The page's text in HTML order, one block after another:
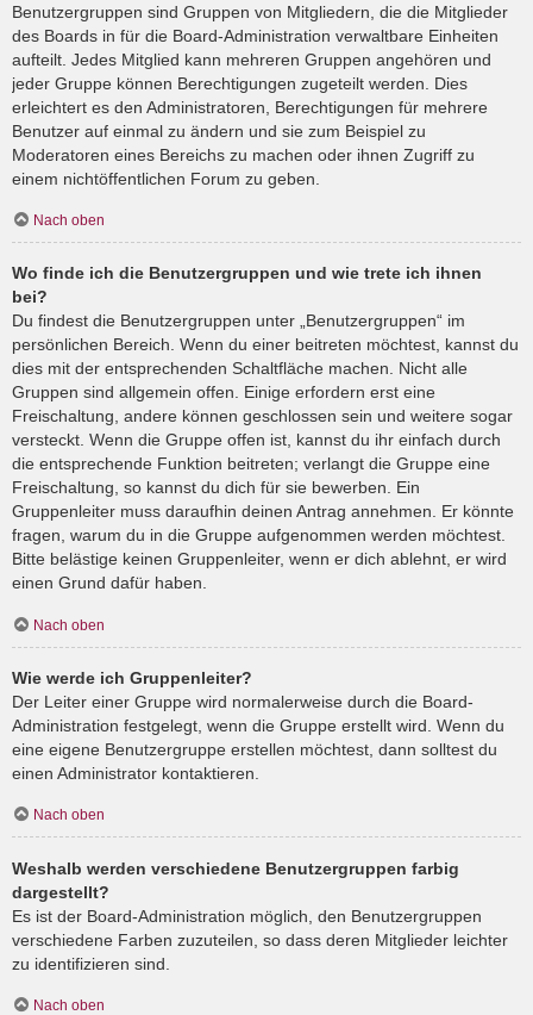
Benutzergruppen sind Gruppen von Mitgliedern, die die Mitglieder
des Boards in für die Board-Administration verwaltbare Einheiten
aufteilt. Jedes Mitglied kann mehreren Gruppen angehören und
jeder Gruppe können Berechtigungen zugeteilt werden. Dies
erleichtert es den Administratoren, Berechtigungen für mehrere
Benutzer auf einmal zu ändern und sie zum Beispiel zu
Moderatoren eines Bereichs zu machen oder ihnen Zugriff zu
einem nichtöffentlichen Forum zu geben.
Nach oben
Wo finde ich die Benutzergruppen und wie trete ich ihnen
bei?
Du findest die Benutzergruppen unter „Benutzergruppen“ im
persönlichen Bereich. Wenn du einer beitreten möchtest, kannst du
dies mit der entsprechenden Schaltfläche machen. Nicht alle
Gruppen sind allgemein offen. Einige erfordern erst eine
Freischaltung, andere können geschlossen sein und weitere sogar
versteckt. Wenn die Gruppe offen ist, kannst du ihr einfach durch
die entsprechende Funktion beitreten; verlangt die Gruppe eine
Freischaltung, so kannst du dich für sie bewerben. Ein
Gruppenleiter muss daraufhin deinen Antrag annehmen. Er könnte
fragen, warum du in die Gruppe aufgenommen werden möchtest.
Bitte belästige keinen Gruppenleiter, wenn er dich ablehnt, er wird
einen Grund dafür haben.
Nach oben
Wie werde ich Gruppenleiter?
Der Leiter einer Gruppe wird normalerweise durch die Board-
Administration festgelegt, wenn die Gruppe erstellt wird. Wenn du
eine eigene Benutzergruppe erstellen möchtest, dann solltest du
einen Administrator kontaktieren.
Nach oben
Weshalb werden verschiedene Benutzergruppen farbig
dargestellt?
Es ist der Board-Administration möglich, den Benutzergruppen
verschiedene Farben zuzuteilen, so dass deren Mitglieder leichter
zu identifizieren sind.
Nach oben